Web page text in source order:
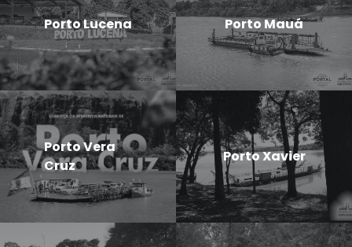
Porto Lucena Porto Mauá
Porto Vera
Cruz
Porto Xavier